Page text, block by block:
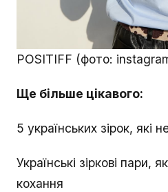
POSITIFF (фото:
Ще більше цікавого:
5 українських зірок, які
Українські зіркові пари,
кохання